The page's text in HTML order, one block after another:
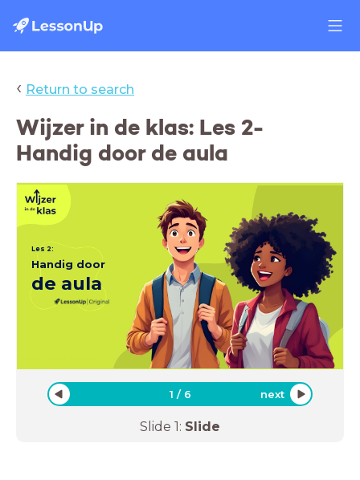
‹ Return to search
Wijzer in de klas: Les 2-
Handig door de aula
Les 2:
Handig door
de aula
lesplan, tips, gedrag, veiligheid, ergernissen,
1 / 6 next
Slide 1: Slide